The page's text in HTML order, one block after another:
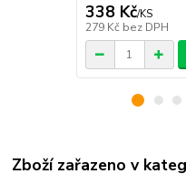
338 Kč/KS
279 Kč bez DPH
Zboží zařazeno v